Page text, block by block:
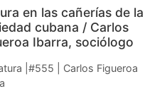
en las cañerías de la
cubana / Carlos
Ibarra, sociólogo
|#555 | Carlos Figueroa